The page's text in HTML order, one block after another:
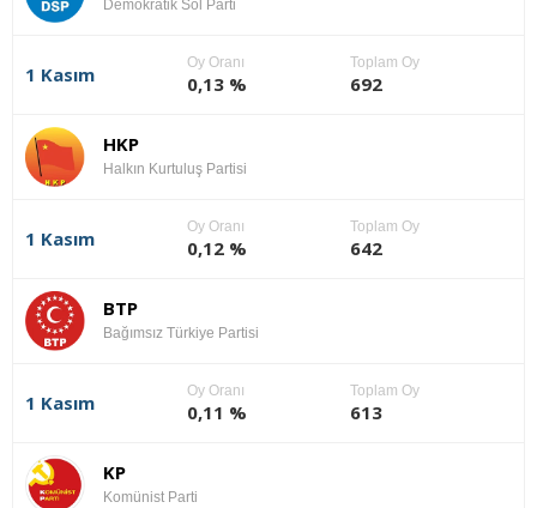
Demokratik Sol Parti
1 Kasım
Oy Oranı
0,13 %
Toplam Oy
692
HKP
Halkın Kurtuluş Partisi
1 Kasım
Oy Oranı
0,12 %
Toplam Oy
642
BTP
Bağımsız Türkiye Partisi
1 Kasım
Oy Oranı
0,11 %
Toplam Oy
613
KP
Komünist Parti